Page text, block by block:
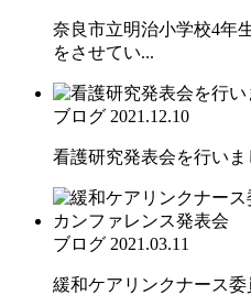
奈良市立明治小学校4年
をさせてい...
ブログ 2021.12.10
看護研究発表会を行いま
ブログ 2021.03.11
緩和ケアリンクナース